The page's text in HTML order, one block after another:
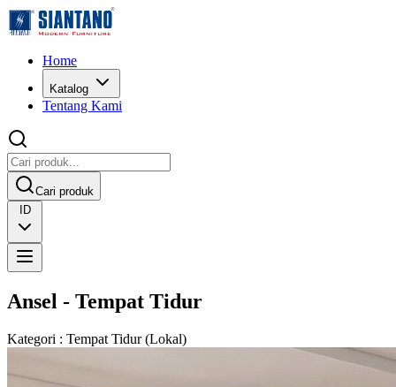
Home
Katalog
Tentang Kami
Cari produk
ID
Ansel - Tempat Tidur
Kategori : Tempat Tidur(Lokal)